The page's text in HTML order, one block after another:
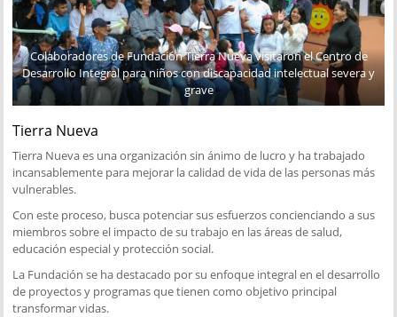
Colaboradores de Fundación Tierra Nueva visitaron el Centro de
Desarrollo Integral para niños con discapacidad intelectual severa y
grave
Tierra Nueva
Tierra Nueva es una organización sin ánimo de lucro y ha trabajado
incansablemente para mejorar la calidad de vida de las personas más
vulnerables.
Con este proceso, busca potenciar sus esfuerzos concienciando a sus
miembros sobre el impacto de su trabajo en las áreas de salud,
educación especial y protección social.
La Fundación se ha destacado por su enfoque integral en el desarrollo
de proyectos y programas que tienen como objetivo principal
transformar vidas.